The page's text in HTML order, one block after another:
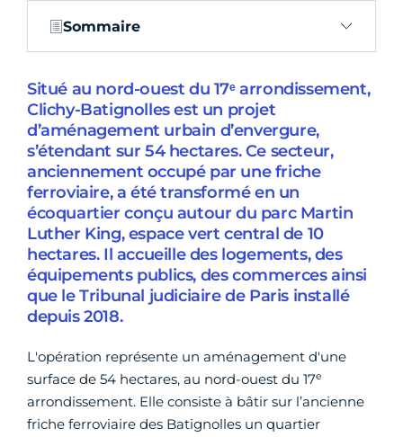
Sommaire
Situé au nord-ouest du 17ᵉ arrondissement,
Clichy-Batignolles est un projet
d’aménagement urbain d’envergure,
s’étendant sur 54 hectares. Ce secteur,
anciennement occupé par une friche
ferroviaire, a été transformé en un
écoquartier conçu autour du parc Martin
Luther King, espace vert central de 10
hectares. Il accueille des logements, des
équipements publics, des commerces ainsi
que le Tribunal judiciaire de Paris installé
depuis 2018.
L'opération représente un aménagement d'une
surface de 54 hectares, au nord-ouest du 17e
arrondissement. Elle consiste à bâtir sur l’ancienne
friche ferroviaire des Batignolles un quartier